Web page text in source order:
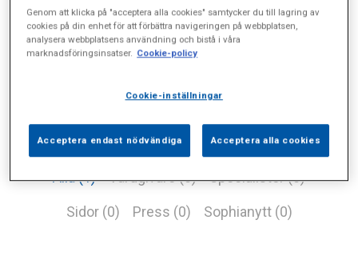
Alla (1) Vårdgivare (0) Specialister (0)
Sidor (0) Press (0) Sophianytt (0)
Genom att klicka på "acceptera alla cookies" samtycker du till lagring av
cookies på din enhet för att förbättra navigeringen på webbplatsen,
analysera webbplatsens användning och bistå i våra
marknadsföringsinsatser. Cookie-policy
Cookie-inställningar
Acceptera endast nödvändiga Acceptera alla cookies